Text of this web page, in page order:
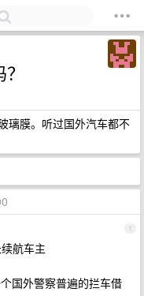
璃膜。听过国外汽车都不
1
航车主
国外警察普遍的拦车借